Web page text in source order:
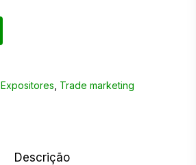
Expositores Trade marketing
Descrição